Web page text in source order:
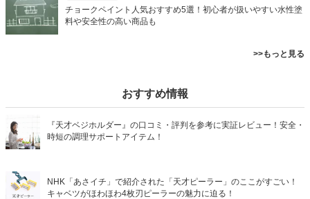
チョークペイント人気おすすめ5選！初心者が扱いやすい水性塗
料や安全性の高い商品も
>>もっと見る
おすすめ情報
『天才ベジホルダー』の口コミ・評判を参考に実証レビュー！安全・
時短の調理サポートアイテム！
NHK「あさイチ」で紹介された「天才ピーラー」のここがすごい！
キャベツがほわほわ4枚刃ピーラーの魅力に迫る！